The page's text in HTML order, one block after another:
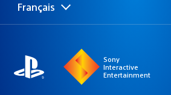
Choisir
une
Région
actuelle
Français
Sony
Interactive
Entertainment